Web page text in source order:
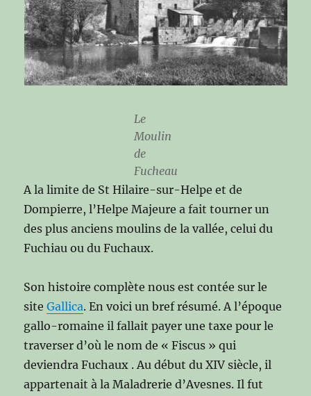
Le
Moulin
de
Fucheau
A la limite de St Hilaire-sur-Helpe et de
Dompierre, l’Helpe Majeure a fait tourner un
des plus anciens moulins de la vallée, celui du
Fuchiau ou du Fuchaux.
Son histoire complète nous est contée sur le
siteGallica. En voici un bref résumé. A l’époque
gallo-romaine il fallait payer une taxe pour le
traverser d’où le nom de « Fiscus » qui
deviendra Fuchaux . Au début du XIV siècle, il
appartenait à la Maladrerie d’Avesnes. Il fut